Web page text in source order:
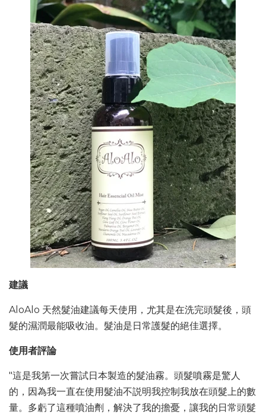
建議
AloAlo 天然髮油建議每天使用，尤其是在洗完頭髮後，頭
髮的濕潤最能吸收油。髮油是日常護髮的絕佳選擇。
使用者評論
"這是我第一次嘗試日本製造的髮油霧。頭髮噴霧是驚人
的，因為我一直在使用髮油不説明我控制我放在頭髮上的數
量。多虧了這種噴油劑，解決了我的擔憂，讓我的日常頭髮